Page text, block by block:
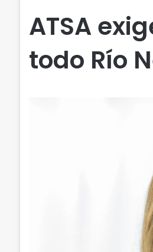
ATSA
todo Río